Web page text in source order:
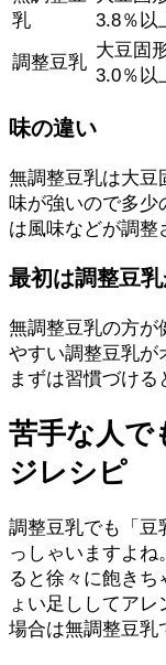
乳
3.8％以
調整豆乳
大豆固
3.0％以
味の違い
無調整豆乳は大豆
味が強いので多少
は風味などが調整
最初は調整豆
無調整豆乳の方が
やすい調整豆乳が
まずは習慣づける
苦手な人で
ジレシピ
調整豆乳でも「
っしゃいますよ
ると徐々に飽きち
ょい足ししてア
場合は無調整豆乳